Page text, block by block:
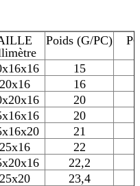
Poids (G/PC)
15
16
20
20
21
22
22,2
23,4